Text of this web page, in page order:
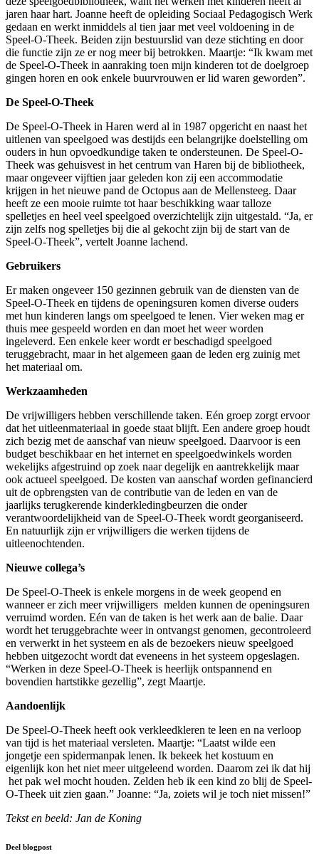
jaren haar hart. Joanne heeft de opleiding Sociaal Pedagogisch Werk
gedaan en werkt inmiddels al tien jaar met veel voldoening in de
Speel-O-Theek. Beiden zijn bestuurslid van deze stichting en door
die functie zijn ze er nog meer bij betrokken. Maartje: “Ik kwam met
de Speel-O-Theek in aanraking toen mijn kinderen tot de doelgroep
gingen horen en ook enkele buurvrouwen er lid waren geworden”.
De Speel-O-Theek
De Speel-O-Theek in Haren werd al in 1987 opgericht en naast het
uitlenen van speelgoed was destijds een belangrijke doelstelling om
ouders in hun opvoedkundige taken te ondersteunen. De Speel-O-
Theek was gehuisvest in het centrum van Haren bij de bibliotheek,
maar ongeveer vijftien jaar geleden kon zij een accommodatie
krijgen in het nieuwe pand de Octopus aan de Mellensteeg. Daar
heeft ze een mooie ruimte tot haar beschikking waar talloze
spelletjes en heel veel speelgoed overzichtelijk zijn uitgestald. “Ja, er
zijn zelfs nog spelletjes bij die al gekocht zijn bij de start van de
Speel-O-Theek”, vertelt Joanne lachend.
Gebruikers
Er maken ongeveer 150 gezinnen gebruik van de diensten van de
Speel-O-Theek en tijdens de openingsuren komen diverse ouders
met hun kinderen langs om speelgoed te lenen. Vier weken mag er
thuis mee gespeeld worden en dan moet het weer worden
ingeleverd. Een enkele keer wordt er beschadigd speelgoed
teruggebracht, maar in het algemeen gaan de leden erg zuinig met
het materiaal om.
Werkzaamheden
De vrijwilligers hebben verschillende taken. Eén groep zorgt ervoor
dat het uitleenmateriaal in goede staat blijft. Een andere groep houdt
zich bezig met de aanschaf van nieuw speelgoed. Daarvoor is een
budget beschikbaar en het internet en speelgoedwinkels worden
wekelijks afgestruind op zoek naar degelijk en aantrekkelijk maar
ook actueel speelgoed. De kosten van aanschaf worden gefinancierd
uit de opbrengsten van de contributie van de leden en van de
jaarlijks terugkerende kinderkledingbeurzen die onder
verantwoordelijkheid van de Speel-O-Theek wordt georganiseerd.
En natuurlijk zijn er vrijwilligers die werken tijdens de
uitleenochtenden.
Nieuwe collega’s
De Speel-O-Theek is enkele morgens in de week geopend en
wanneer er zich meer vrijwilligers melden kunnen de openingsuren
verruimd worden. Eén van de taken is het werk aan de balie. Daar
wordt het teruggebrachte weer in ontvangst genomen, gecontroleerd
en verwerkt in het systeem en als de bezoekers nieuw speelgoed
hebben uitgezocht wordt dat eveneens in het systeem opgeslagen.
“Werken in deze Speel-O-Theek is heerlijk ontspannend en
bovendien hartstikke gezellig”, zegt Maartje.
Aandoenlijk
De Speel-O-Theek heeft ook verkleedkleren te leen en na verloop
van tijd is het materiaal versleten. Maartje: “Laatst wilde een
jongetje een spidermanpak lenen. Ik bekeek het kostuum en
eigenlijk kon het niet meer uitgeleend worden. Daarom zei ik dat hij
het pak wel mocht houden. Zelden heb ik een kind zo blij de Speel-
O-Theek uit zien gaan.” Joanne: “Ja, zoiets wil je toch niet missen!”
Tekst en beeld: Jan de Koning
Deel blogpost